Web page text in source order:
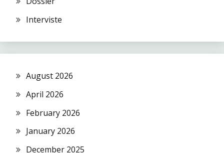
Interviste
August 2026
April 2026
February 2026
January 2026
December 2025